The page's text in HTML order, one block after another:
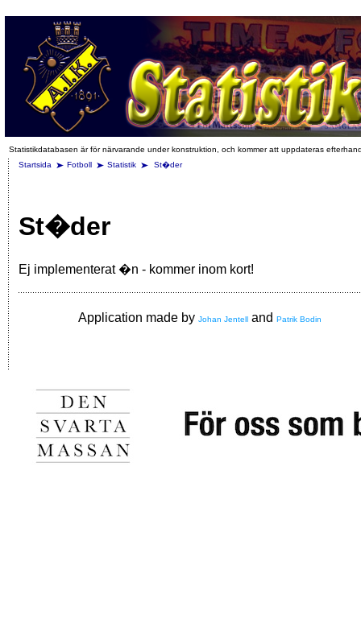
Statistikdatabasen är för närvarande under konstruktion, och kommer att uppdateras
Startsida
Fotboll Statistik St�der
St�der
Ej implementerat �n - kommer inom kort!
Application made by Johan Jentell and Patrik Bodin